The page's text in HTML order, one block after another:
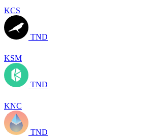
KCS
TND
KSM
TND
KNC
TND